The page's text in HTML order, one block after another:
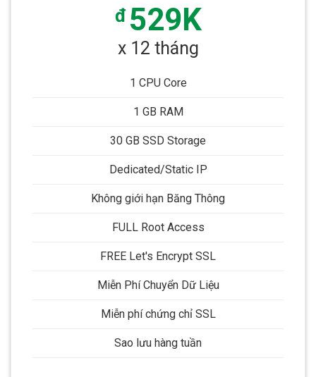
đ 529K
x 12 tháng
1 CPU Core
1 GB RAM
30 GB SSD Storage
Dedicated/Static IP
Không giới hạn Băng Thông
FULL Root Access
FREE Let's Encrypt SSL
Miễn Phí Chuyển Dữ Liệu
Miễn phí chứng chỉ SSL
Sao lưu hàng tuần